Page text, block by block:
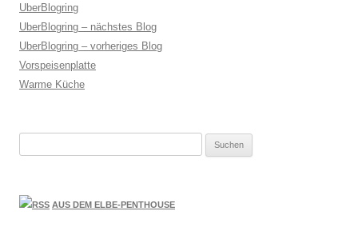
UberBlogring
UberBlogring – nächstes Blog
UberBlogring – vorheriges Blog
Vorspeisenplatte
Warme Küche
AUS DEM ELBE-PENTHOUSE